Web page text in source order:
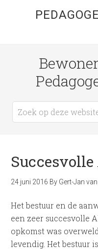
Succesvolle
24 juni 2016 By Gert-Jan
Het bestuur en de
een zeer succesvolle
opkomst was
levendig. Het bestuur